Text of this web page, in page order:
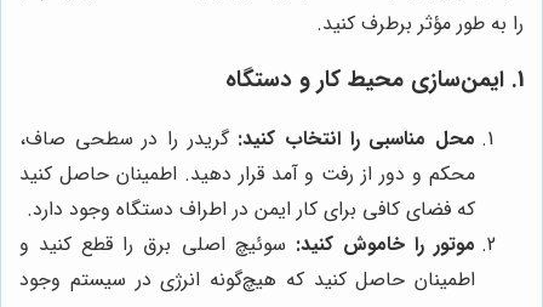
را به طور مؤثر برطرف کنید.
1. ایمن‌سازی محیط کار و دستگاه
محل مناسبی را انتخاب کنید: گریدر را در سطحی صاف،
محکم و دور از رفت و آمد قرار دهید. اطمینان حاصل کنید
که فضای کافی برای کار ایمن در اطراف دستگاه وجود دارد.
موتور را خاموش کنید: سوئیچ اصلی برق را قطع کنید و
اطمینان حاصل کنید که هیچ‌گونه انرژی در سیستم وجود